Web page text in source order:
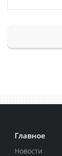
Главное
Новости